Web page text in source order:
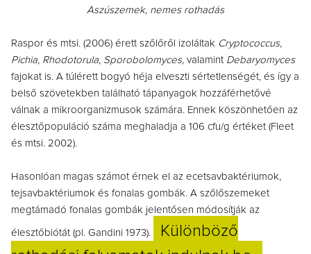
Aszúszemek, nemes rothadás
Raspor és mtsi. (2006) érett szőlőről izoláltak Cryptococcus,
Pichia, Rhodotorula, Sporobolomyces, valamint Debaryomyces
fajokat is. A túlérett bogyó héja elveszti sértetlenségét, és így a
belső szövetekben található tápanyagok hozzáférhetővé
válnak a mikroorganizmusok számára. Ennek köszönhetően az
élesztőpopuláció száma meghaladja a 106 cfu/g értéket (Fleet
és mtsi. 2002).
Hasonlóan magas számot érnek el az ecetsavbaktériumok,
tejsavbaktériumok és fonalas gombák. A szőlőszemeket
megtámadó fonalas gombák jelentősen módosítják az
élesztőbiótát (pl. Gandini 1973).
Különböző